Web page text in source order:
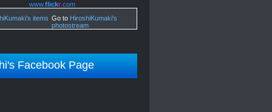
www.flickr .com
Go to HiroshiKumaki's
photostream
Facebook Page